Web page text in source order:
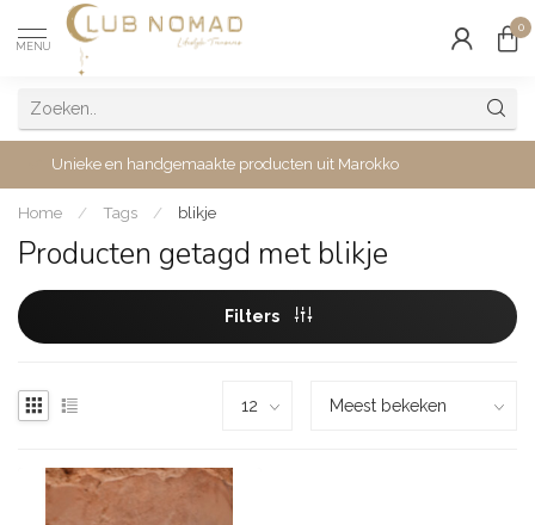
MENU
0
Unieke en handgemaakte producten uit Marokko
Home / Tags / blikje
Producten getagd met blikje
Filters